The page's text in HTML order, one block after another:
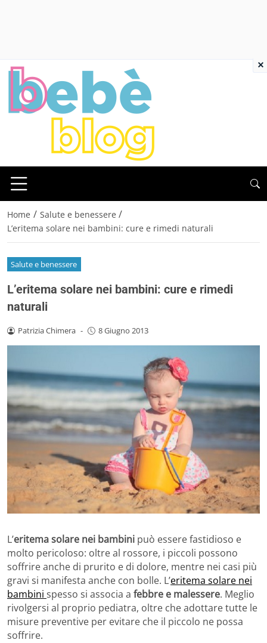
Home / Salute e benessere /
L’eritema solare nei bambini: cure e rimedi naturali
Salute e benessere
L’eritema solare nei bambini: cure e rimedi
naturali
Patrizia Chimera - 8 Giugno 2013
L’eritema solare nei bambini può essere fastidioso e
molto pericoloso: oltre al rossore, i piccoli possono
soffrire anche di prurito e di dolore, mentre nei casi più
gravi si manifesta anche con bolle. L’eritema solare nei
bambini spesso si associa a febbre e malessere. Meglio
rivolgersi al proprio pediatra, oltre che adottare tutte le
misure preventive per evitare che il piccolo ne possa
soffrire.
×